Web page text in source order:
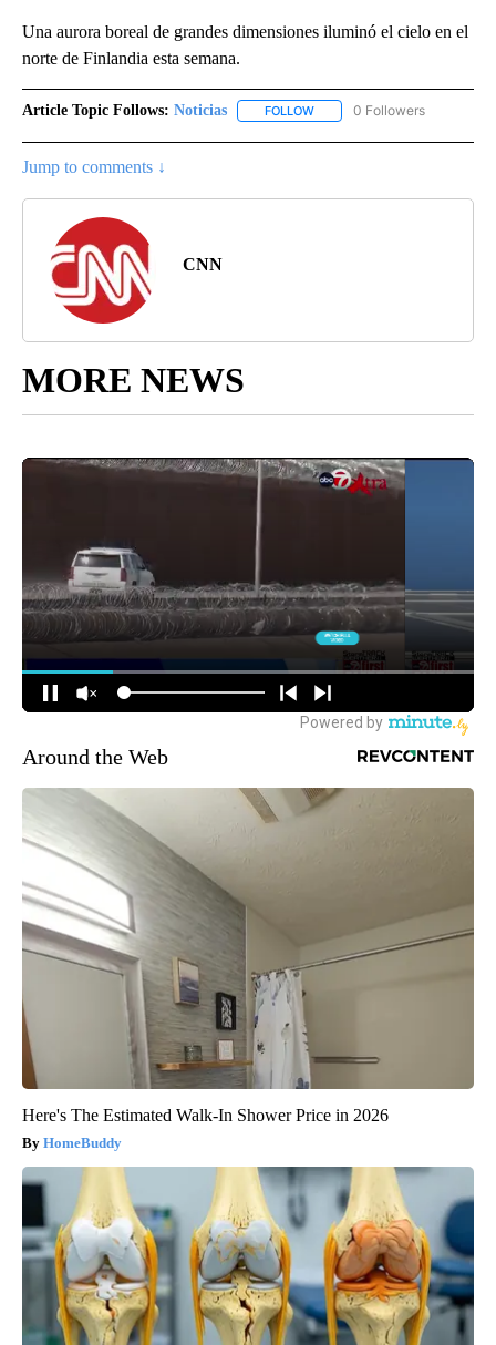
Una aurora boreal de grandes dimensiones iluminó el cielo en el
norte de Finlandia esta semana.
Article Topic Follows: Noticias FOLLOW FOLLOW "NOTICIAS" TO
0 Followers
Jump to comments ↓
CNN
MORE NEWS
Around the Web
Here's The Estimated Walk-In Shower Price in 2026
HomeBuddy